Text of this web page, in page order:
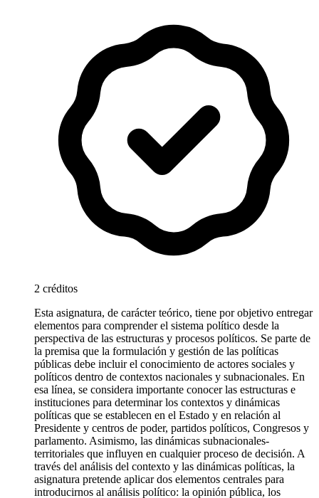
2 créditos
Esta asignatura, de carácter teórico, tiene por objetivo entregar
elementos para comprender el sistema político desde la
perspectiva de las estructuras y procesos políticos. Se parte de
la premisa que la formulación y gestión de las políticas
públicas debe incluir el conocimiento de actores sociales y
políticos dentro de contextos nacionales y subnacionales. En
esa línea, se considera importante conocer las estructuras e
instituciones para determinar los contextos y dinámicas
políticas que se establecen en el Estado y en relación al
Presidente y centros de poder, partidos políticos, Congresos y
parlamento. Asimismo, las dinámicas subnacionales-
territoriales que influyen en cualquier proceso de decisión. A
través del análisis del contexto y las dinámicas políticas, la
asignatura pretende aplicar dos elementos centrales para
introducirnos al análisis político: la opinión pública, los